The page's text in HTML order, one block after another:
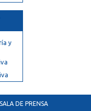
y
SALA DE PRENSA